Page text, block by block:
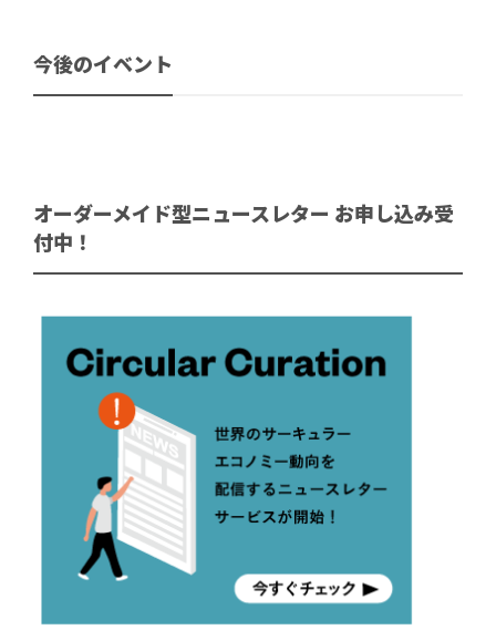
今後のイベント
オーダーメイド型ニュースレター お申し込み受
付中！